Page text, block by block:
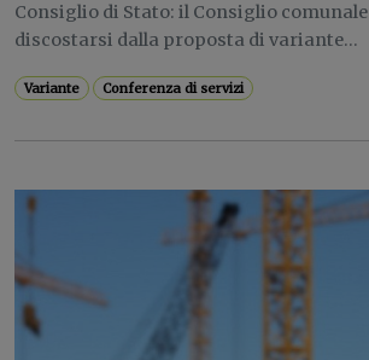
Consiglio di Stato: il Consiglio
discostarsi dalla proposta di variante...
Variante Conferenza di servizi